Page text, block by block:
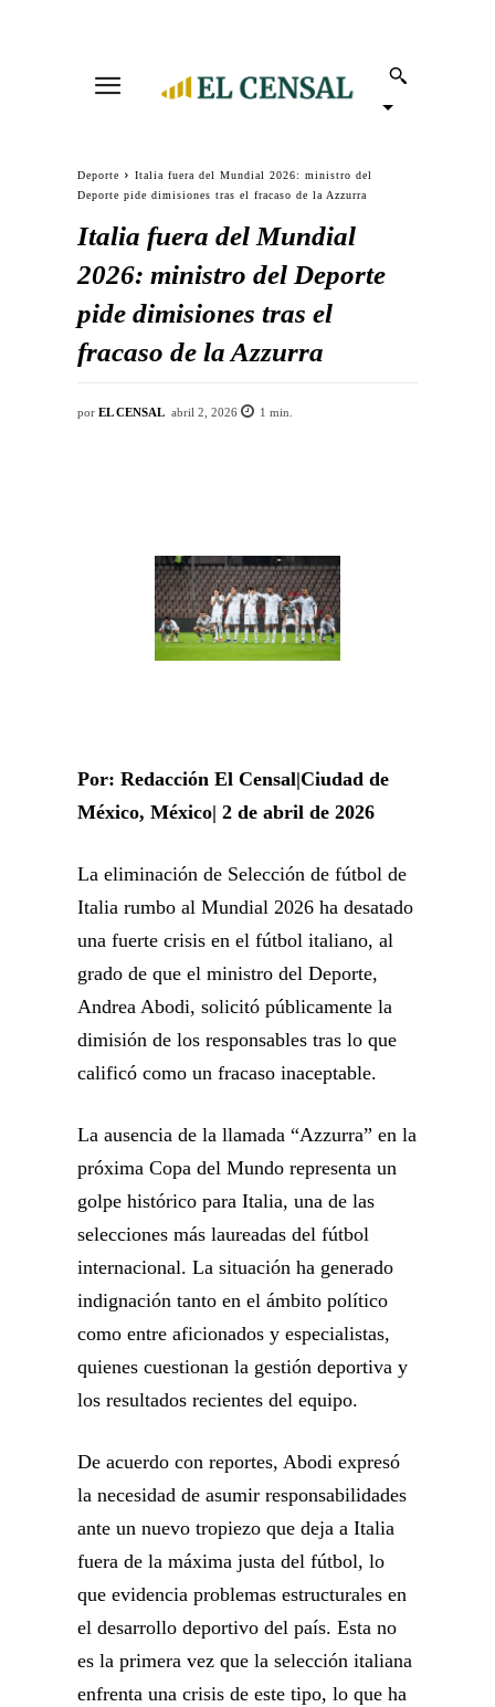
Deporte
Italia fuera del Mundial 2026: ministro del
Deporte pide dimisiones tras el fracaso de la Azzurra
Italia fuera del Mundial
2026: ministro del Deporte
pide dimisiones tras el
fracaso de la Azzurra
por EL CENSAL abril 2, 2026 1 min.
Por: Redacción El Censal|Ciudad de
México, México| 2 de abril de 2026
La eliminación de Selección de fútbol de
Italia rumbo al Mundial 2026 ha desatado
una fuerte crisis en el fútbol italiano, al
grado de que el ministro del Deporte,
Andrea Abodi, solicitó públicamente la
dimisión de los responsables tras lo que
calificó como un fracaso inaceptable.
La ausencia de la llamada “Azzurra” en la
próxima Copa del Mundo representa un
golpe histórico para Italia, una de las
selecciones más laureadas del fútbol
internacional. La situación ha generado
indignación tanto en el ámbito político
como entre aficionados y especialistas,
quienes cuestionan la gestión deportiva y
los resultados recientes del equipo.
De acuerdo con reportes, Abodi expresó
la necesidad de asumir responsabilidades
ante un nuevo tropiezo que deja a Italia
fuera de la máxima justa del fútbol, lo
que evidencia problemas estructurales en
el desarrollo deportivo del país. Esta no
es la primera vez que la selección italiana
enfrenta una crisis de este tipo, lo que ha